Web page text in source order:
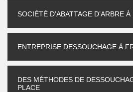
SOCIÉTÉ D’ABATTAGE D’ARBRE
ENTREPRISE DESSOUCHAGE À
DES MÉTHODES DE
PLACE